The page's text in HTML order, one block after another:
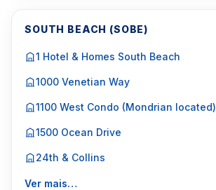
SOUTH BEACH (SOBE)
1 Hotel & Homes South Beach
1000 Venetian Way
1100 West Condo (Mondrian located)
1500 Ocean Drive
24th & Collins
Ver mais…